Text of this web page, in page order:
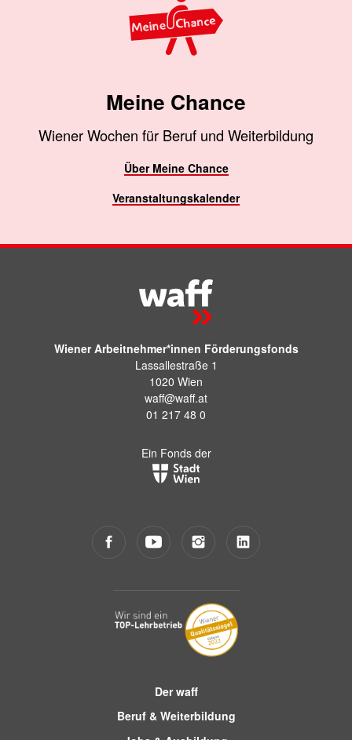
Meine Chance
Wiener Wochen für Beruf und Weiterbildung
Über Meine Chance
Veranstaltungskalender
Wiener Arbeitnehmer*innen Förderungsfonds
Lassallestraße 1
1020 Wien
waff@waff.at
01 217 48 0
Ein Fonds der
Der waff
Beruf & Weiterbildung